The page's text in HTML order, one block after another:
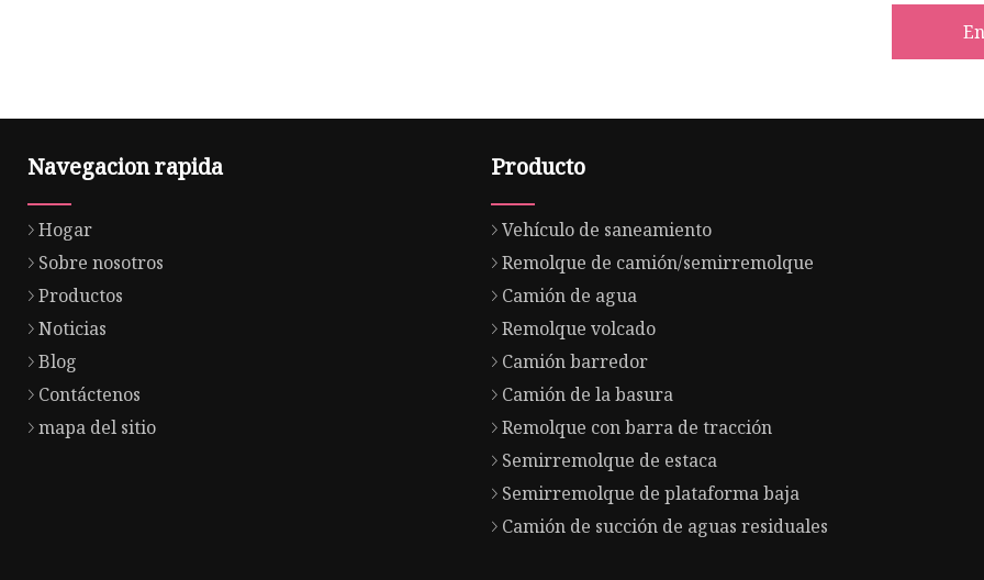
Navegacion rapida
Hogar
Sobre nosotros
Productos
Noticias
Blog
Contáctenos
mapa del sitio
Producto
Vehículo de saneamiento
Remolque de camión/semirremolque
Camión de agua
Remolque volcado
Camión barredor
Camión de la basura
Remolque con barra de tracción
Semirremolque de estaca
Semirremolque de plataforma baja
Camión de succión de aguas residuales